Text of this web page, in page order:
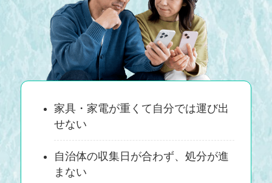
家具・家電が重くて自分では運び出
せない
自治体の収集日が合わず、処分が進
まない